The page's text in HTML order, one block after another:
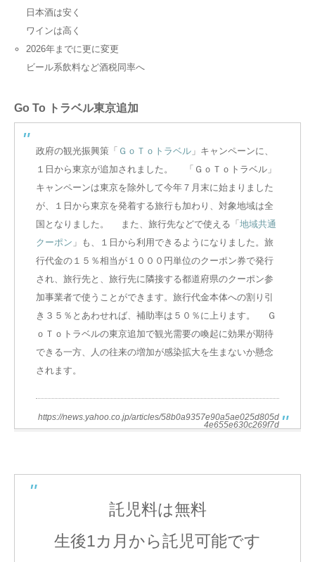
日本酒は安く
ワインは高く
2026年までに更に変更
ビール系飲料など酒税同率へ
Go To トラベル東京追加
政府の観光振興策「 ＧｏＴｏトラベル 」キャンペーンに、
１日から東京が追加されました。 「ＧｏＴｏトラベル」
キャンペーンは東京を除外して今年７月末に始まりました
が、１日から東京を発着する旅行も加わり、対象地域は全
国となりました。 また、旅行先などで使える「地域共通
クーポン 」も、１日から利用できるようになりました。旅
行代金の１５％相当が１０００円単位のクーポン券で発行
され、旅行先と、旅行先に隣接する都道府県のクーポン参
加事業者で使うことができます。旅行代金本体への割り引
き３５％とあわせれば、補助率は５０％に上ります。 Ｇ
ｏＴｏトラベルの東京追加で観光需要の喚起に効果が期待
できる一方、人の往来の増加が感染拡大を生まないか懸念
されます。
https://news.yahoo.co.jp/articles/58b0a9357e90a5ae025d805d
4e655e630c269f7d
託児料は無料
生後1カ月から託児可能です